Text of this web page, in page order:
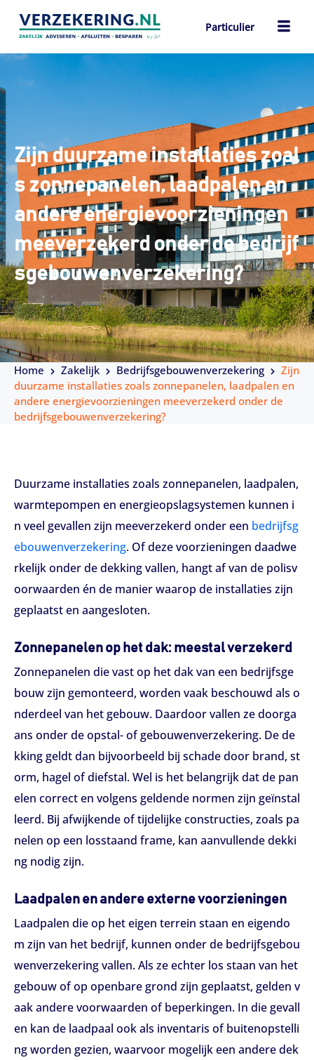
naar
inhoud
Particulier
Zijn duurzame installaties zoal
s zonnepanelen, laadpalen en
andere energievoorzieningen
meeverzekerd onder de bedrijf
sgebouwenverzekering?
Home Zakelijk Bedrijfsgebouwenverzekering
Zijn
duurzame installaties zoals zonnepanelen, laadpalen en
andere energievoorzieningen meeverzekerd onder de
bedrijfsgebouwenverzekering?
Duurzame installaties zoals zonnepanelen, laadpalen,
warmtepompen en energieopslagsystemen kunnen i
n veel gevallen zijn meeverzekerd onder een bedrijfsg
ebouwenverzekering. Of deze voorzieningen daadwe
rkelijk onder de dekking vallen, hangt af van de polisv
oorwaarden én de manier waarop de installaties zijn
geplaatst en aangesloten.
Zonnepanelen op het dak: meestal verzekerd
Zonnepanelen die vast op het dak van een bedrijfsge
bouw zijn gemonteerd, worden vaak beschouwd als o
nderdeel van het gebouw. Daardoor vallen ze doorga
ans onder de opstal- of gebouwenverzekering. De de
kking geldt dan bijvoorbeeld bij schade door brand, st
orm, hagel of diefstal. Wel is het belangrijk dat de pan
elen correct en volgens geldende normen zijn geïnstal
leerd. Bij afwijkende of tijdelijke constructies, zoals pa
nelen op een losstaand frame, kan aanvullende dekki
ng nodig zijn.
Laadpalen en andere externe voorzieningen
Laadpalen die op het eigen terrein staan en eigendo
m zijn van het bedrijf, kunnen onder de bedrijfsgebou
wenverzekering vallen. Als ze echter los staan van het
gebouw of op openbare grond zijn geplaatst, gelden v
aak andere voorwaarden of beperkingen. In die gevall
en kan de laadpaal ook als inventaris of buitenopstelli
ng worden gezien, waarvoor mogelijk een andere dek